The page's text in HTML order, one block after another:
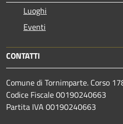
Luoghi
Eventi
CONTATTI
Comune di Tornimparte. Corso
Codice Fiscale 00190240663
Partita IVA 00190240663